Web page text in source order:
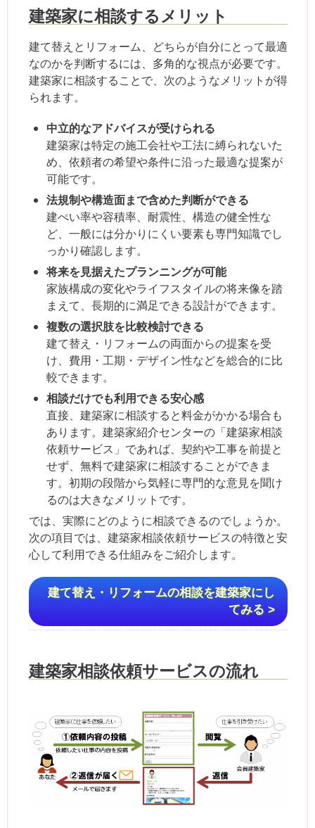
建築家に相談するメリット
建て替えとリフォーム、どちらが自分にとって最適
なのかを判断するには、多角的な視点が必要です。
建築家に相談することで、次のようなメリットが得
られます。
中立的なアドバイスが受けられる
建築家は特定の施工会社や工法に縛られないた
め、依頼者の希望や条件に沿った最適な提案が
可能です。
法規制や構造面まで含めた判断ができる
建ぺい率や容積率、耐震性、構造の健全性な
ど、一般には分かりにくい要素も専門知識でし
っかり確認します。
将来を見据えたプランニングが可能
家族構成の変化やライフスタイルの将来像を踏
まえて、長期的に満足できる設計ができます。
複数の選択肢を比較検討できる
建て替え・リフォームの両面からの提案を受
け、費用・工期・デザイン性などを総合的に比
較できます。
相談だけでも利用できる安心感
直接、建築家に相談すると料金がかかる場合も
あります。建築家紹介センターの「建築家相談
依頼サービス」であれば、契約や工事を前提と
せず、無料で建築家に相談することができま
す。初期の段階から気軽に専門的な意見を聞け
るのは大きなメリットです。
では、実際にどのように相談できるのでしょうか。
次の項目では、建築家相談依頼サービスの特徴と安
心して利用できる仕組みをご紹介します。
建て替え・リフォームの相談を建築家にし
てみる >
建築家相談依頼サービスの流れ